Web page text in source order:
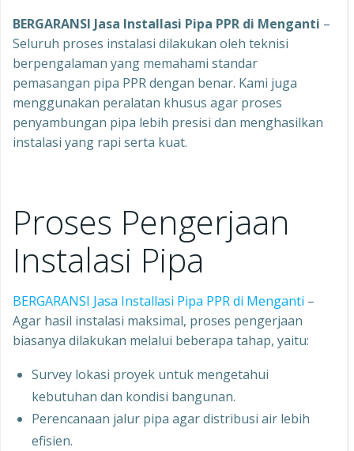
BERGARANSI Jasa Installasi Pipa PPR di Menganti –
Seluruh proses instalasi dilakukan oleh teknisi
berpengalaman yang memahami standar
pemasangan pipa PPR dengan benar. Kami juga
menggunakan peralatan khusus agar proses
penyambungan pipa lebih presisi dan menghasilkan
instalasi yang rapi serta kuat.
Proses Pengerjaan
Instalasi Pipa
BERGARANSI Jasa Installasi Pipa PPR di Menganti –
Agar hasil instalasi maksimal, proses pengerjaan
biasanya dilakukan melalui beberapa tahap, yaitu:
Survey lokasi proyek untuk mengetahui
kebutuhan dan kondisi bangunan.
Perencanaan jalur pipa agar distribusi air lebih
efisien.